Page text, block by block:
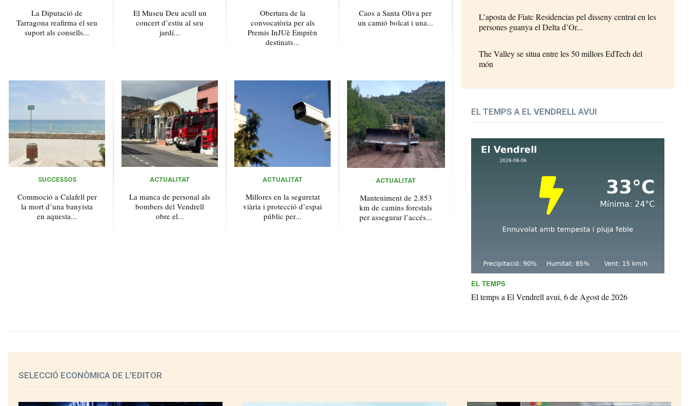
La Diputació de
Tarragona reafirma el seu
suport als consells...
El Museu Deu acull un
concert d’estiu al seu
jardí...
Obertura de la
convocatòria per als
Premis InJUè Emprèn
destinats...
Caos a Santa Oliva per
un camió bolcat i una...
SUCCESSOS
Commoció a Calafell per
la mort d’una banyista
en aquesta...
ACTUALITAT
La manca de personal als
bombers del Vendrell
obre el...
ACTUALITAT
Millores en la seguretat
viària i protecció d’espai
públic per...
ACTUALITAT
Manteniment de 2.853
km de camins forestals
per assegurar l’accés...
L’aposta de Fiatc Residencias pel disseny centrat en les
persones guanya el Delta d’Or...
The Valley se situa entre les 50 millors EdTech del
món
EL TEMPS A EL VENDRELL AVUI
EL TEMPS
El temps a El Vendrell avui, 6 de Agost de 2026
SELECCIÓ ECONÒMICA DE L'EDITOR